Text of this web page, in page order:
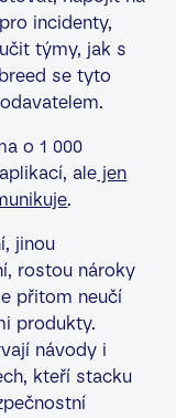
incidenty,
týmy, jak s
se tyto
o 1 000
ale jen
.
jinou
rostou nároky
přitom neučí
produkty.
návody i
kteří stacku